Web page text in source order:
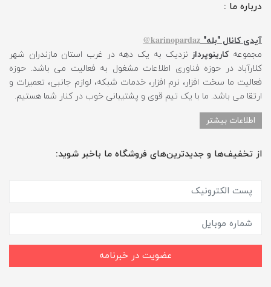
درباره ما :
آیدی کانال "بله" karinopardaz@
مجموعهکارینوپرداز نزدیک به یک دهه در غرب استان مازندران شهر
کلارآباد در حوزه فناوری اطلاعات مشغول به فعالیت می باشد. حوزه
فعالیت ما سخت افزار، نرم افزار، خدمات شبکه، لوازم جانبی، تعمیرات و
ارتقا می باشد. ما با یک تیم قوی و پشتیبانی خوب در کنار شما هستیم.
اطلاعات بیشتر
از تخفیف‌ها و جدیدترین‌های فروشگاه ما باخبر شوید:
عضویت در خبرنامه